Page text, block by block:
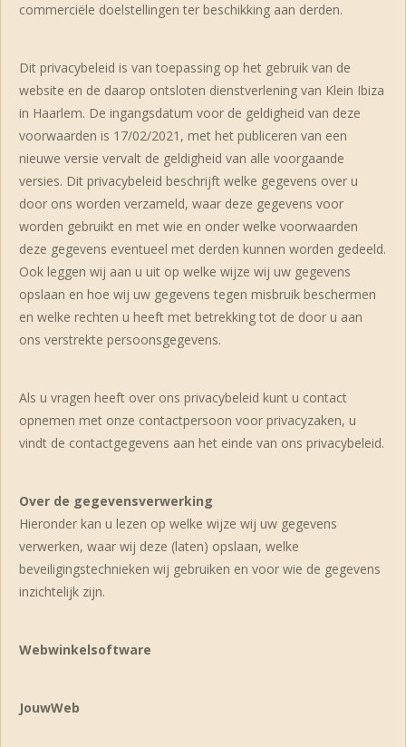
commerciële doelstellingen ter beschikking aan derden.
Dit privacybeleid is van toepassing op het gebruik van de
website en de daarop ontsloten dienstverlening van Klein Ibiza
in Haarlem. De ingangsdatum voor de geldigheid van deze
voorwaarden is 17/02/2021, met het publiceren van een
nieuwe versie vervalt de geldigheid van alle voorgaande
versies. Dit privacybeleid beschrijft welke gegevens over u
door ons worden verzameld, waar deze gegevens voor
worden gebruikt en met wie en onder welke voorwaarden
deze gegevens eventueel met derden kunnen worden gedeeld.
Ook leggen wij aan u uit op welke wijze wij uw gegevens
opslaan en hoe wij uw gegevens tegen misbruik beschermen
en welke rechten u heeft met betrekking tot de door u aan
ons verstrekte persoonsgegevens.
Als u vragen heeft over ons privacybeleid kunt u contact
opnemen met onze contactpersoon voor privacyzaken, u
vindt de contactgegevens aan het einde van ons privacybeleid.
Over de gegevensverwerking
Hieronder kan u lezen op welke wijze wij uw gegevens
verwerken, waar wij deze (laten) opslaan, welke
beveiligingstechnieken wij gebruiken en voor wie de gegevens
inzichtelijk zijn.
Webwinkelsoftware
JouwWeb